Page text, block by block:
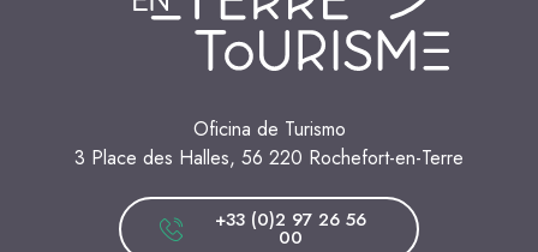
Oficina de Turismo
3 Place des Halles, 56 220 Rochefort-en-Terre
+33 (0)2 97 26 56
00